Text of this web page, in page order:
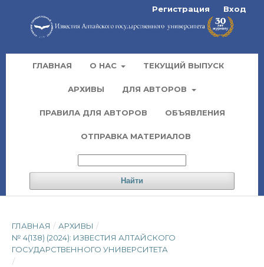
ГЛАВНАЯ О НАС ТЕКУЩИЙ ВЫПУСК
АРХИВЫ ДЛЯ АВТОРОВ
ПРАВИЛА ДЛЯ АВТОРОВ ОБЪЯВЛЕНИЯ
ОТПРАВКА МАТЕРИАЛОВ
Найти
Регистрация Вход
ГЛАВНАЯ / АРХИВЫ /
№ 4(138) (2024): ИЗВЕСТИЯ АЛТАЙСКОГО
ГОСУДАРСТВЕННОГО УНИВЕРСИТЕТА
/